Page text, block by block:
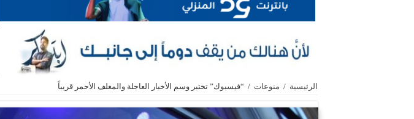
الرئيسية / منوعات / “فيسبوك” تختبر وسم الأخبار العاجلة والمغلف الأحمر قريباً